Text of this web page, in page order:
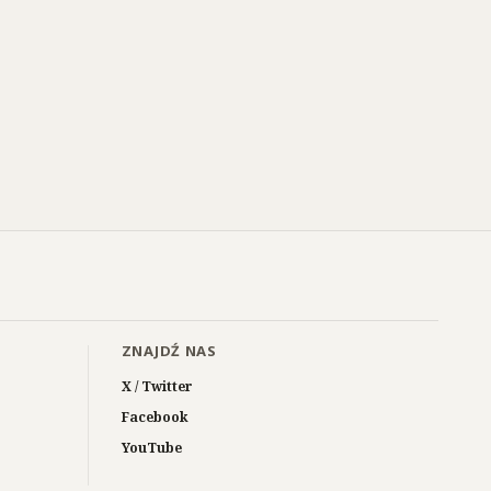
ZNAJDŹ NAS
X / Twitter
Facebook
YouTube